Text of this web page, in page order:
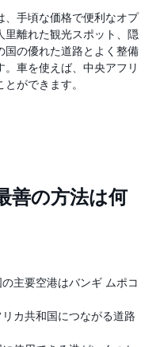
、手頃な価格で便利なオプ
里離れた観光スポット、隠
国の優れた道路とよく整備
車を使えば、中央アフリ
ができます。
善の方法は何
主要空港はバンギ ムポコ
カ共和国につながる道路